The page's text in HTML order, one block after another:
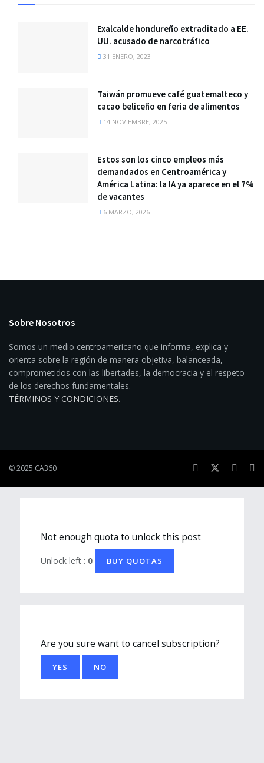
Exalcalde hondureño extraditado a EE.
UU. acusado de narcotráfico
31 ENERO, 2023
Taiwán promueve café guatemalteco y
cacao beliceño en feria de alimentos
14 NOVIEMBRE, 2025
Estos son los cinco empleos más
demandados en Centroamérica y
América Latina: la IA ya aparece en el 7%
de vacantes
6 MARZO, 2026
Sobre Nosotros
Somos un medio centroamericano que informa, explica y
orienta sobre la región de manera objetiva, balanceada,
comprometidos con las libertades, la democracia y el respeto
de los derechos fundamentales.
TÉRMINOS Y CONDICIONES.
© 2025 CA360
Not enough quota to unlock this post
Unlock left : 0 BUY QUOTAS
Are you sure want to cancel subscription?
YES NO